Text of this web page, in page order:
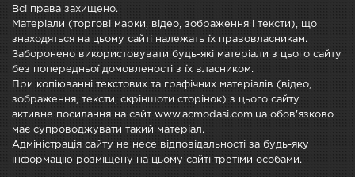
Всі права захищено.
Матеріали (торгові марки, відео, зображення і тексти), що
знаходяться на цьому сайті належать їх правовласникам.
Заборонено використовувати будь-які матеріали з цього сайту
без попередньої домовленості з їх власником.
При копіюванні текстових та графічних матеріалів (відео,
зображення, тексти, скріншоти сторінок) з цього сайту
активне посилання на сайт www.acmodasi.com.ua обов'язково
має супроводжувати такий матеріал.
Адміністрація сайту не несе відповідальності за будь-яку
інформацію розміщену на цьому сайті третіми особами.